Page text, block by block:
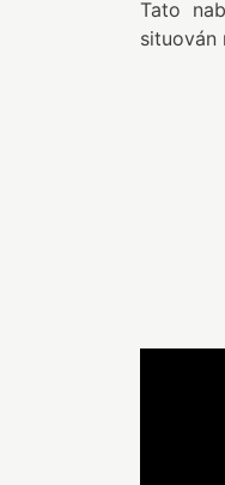
Tato
situován